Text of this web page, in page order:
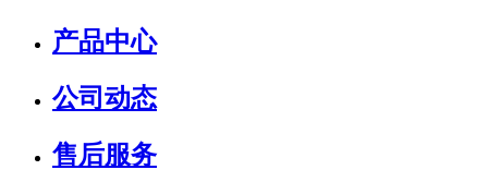
产品中心
公司动态
售后服务